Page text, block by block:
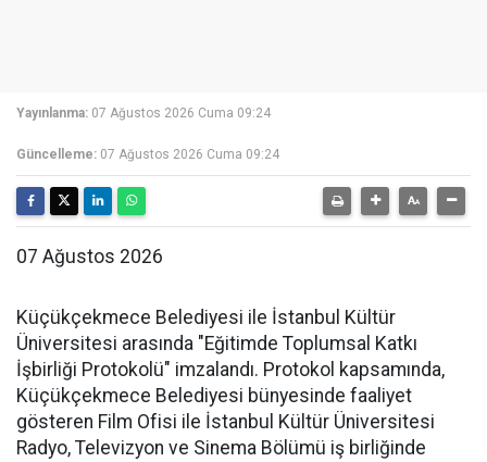
Yayınlanma: 07 Ağustos 2026 Cuma 09:24
Güncelleme: 07 Ağustos 2026 Cuma 09:24
07 Ağustos 2026
Küçükçekmece Belediyesi ile İstanbul Kültür
Üniversitesi arasında "Eğitimde Toplumsal Katkı
İşbirliği Protokolü" imzalandı. Protokol kapsamında,
Küçükçekmece Belediyesi bünyesinde faaliyet
gösteren Film Ofisi ile İstanbul Kültür Üniversitesi
Radyo, Televizyon ve Sinema Bölümü iş birliğinde